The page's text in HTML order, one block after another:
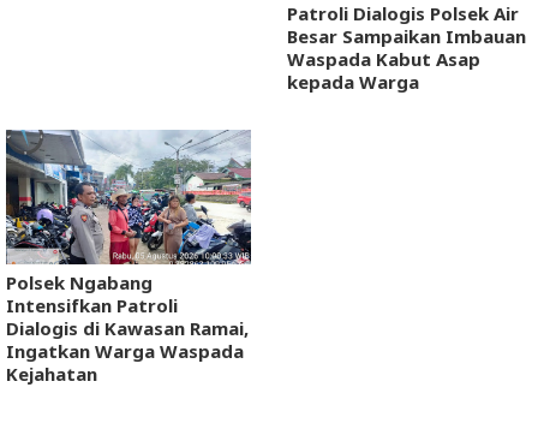
Patroli Dialogis Polsek Air
Besar Sampaikan Imbauan
Waspada Kabut Asap
kepada Warga
Polsek Ngabang
Intensifkan Patroli
Dialogis di Kawasan Ramai,
Ingatkan Warga Waspada
Kejahatan